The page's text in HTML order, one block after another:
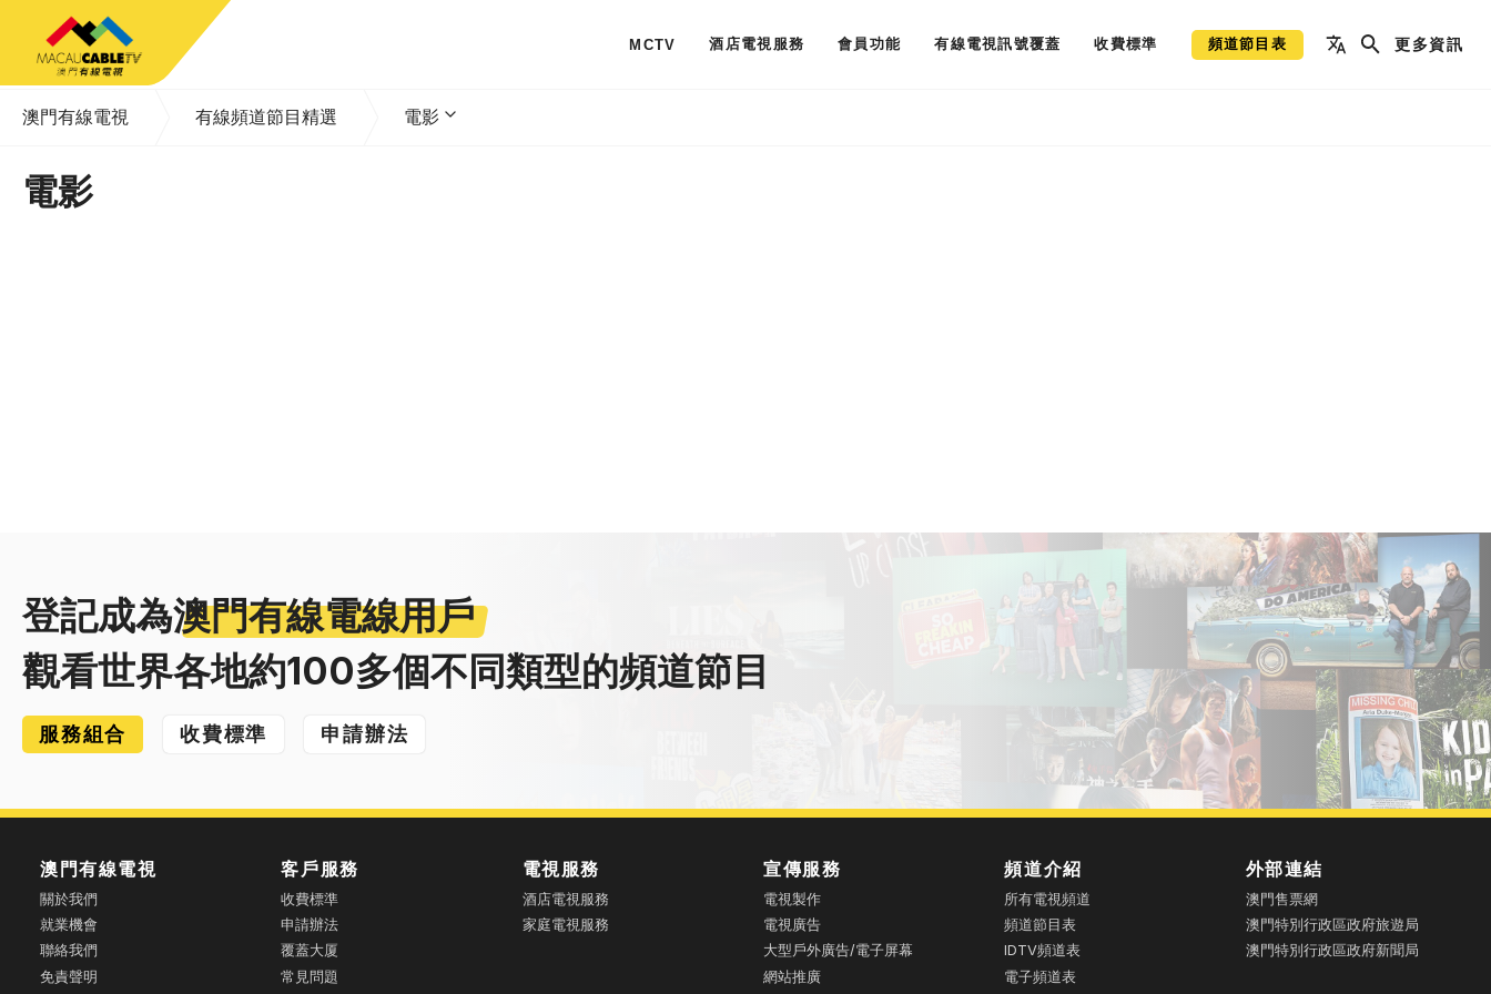
MCTV 酒店電視服務 會員功能 有線電視訊號覆蓋 收費標準 頻道節目表 更多資訊
澳門有線電視 有線頻道節目精選 電影
電影
登記成為澳門有線電線用戶
觀看世界各地約100多個不同類型的頻道節目
服務組合 收費標準 申請辦法
澳門有線電視
關於我們
就業機會
聯絡我們
免責聲明
客戶服務
收費標準
申請辦法
覆蓋大厦
常見問題
電視服務
酒店電視服務
家庭電視服務
宣傳服務
電視製作
電視廣告
大型戶外廣告/電子屏幕
網站推廣
頻道介紹
所有電視頻道
頻道節目表
IDTV頻道表
電子頻道表
外部連結
澳門售票網
澳門特別行政區政府旅遊局
澳門特別行政區政府新聞局